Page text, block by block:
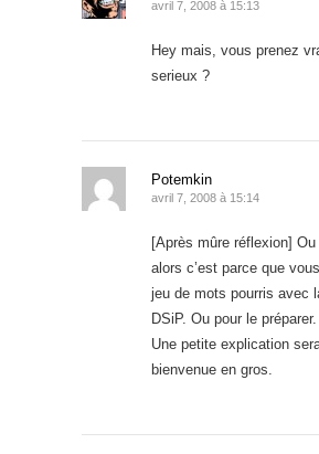
avril 7, 2008 à 15:13
Hey mais, vous prenez
serieux ?
Potemkin
avril 7, 2008 à 15:14
[Après mûre réflexion]
alors c’est parce que
jeu de mots pourris avec
DSiP. Ou pour le
Une petite explication
bienvenue en gros.